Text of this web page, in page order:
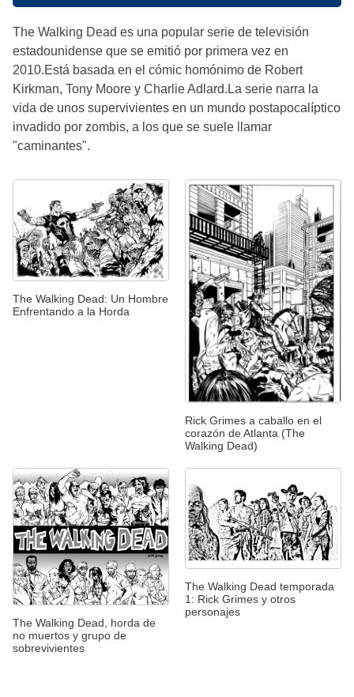
The Walking Dead es una popular serie de televisión
estadounidense que se emitió por primera vez en
2010.Está basada en el cómic homónimo de Robert
Kirkman, Tony Moore y Charlie Adlard.La serie narra la
vida de unos supervivientes en un mundo postapocalíptico
invadido por zombis, a los que se suele llamar
"caminantes".
The Walking Dead: Un Hombre
Enfrentando a la Horda
Rick Grimes a caballo en el
corazón de Atlanta (The
Walking Dead)
The Walking Dead, horda de
no muertos y grupo de
sobrevivientes
The Walking Dead temporada
1: Rick Grimes y otros
personajes